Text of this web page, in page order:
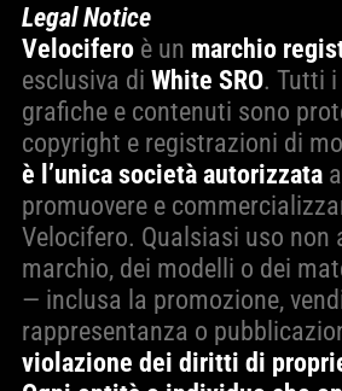
Legal Notice
Velocifero è un marchio
esclusiva di White SRO. Tutti i
grafiche e contenuti sono
copyright e registrazioni di
è l’unica società autorizzataa
promuovere e
Velocifero. Qualsiasi uso non
marchio, dei modelli o dei
— inclusa la promozione,
rappresentanza o
violazione dei diritti di